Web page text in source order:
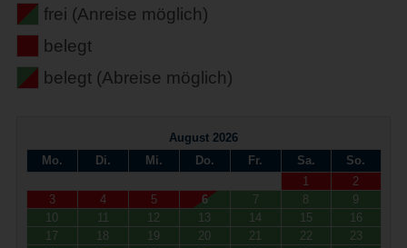
frei (Anreise möglich)
belegt
belegt (Abreise möglich)
August 2026
Mo.
Di. Mi. Do. Fr. Sa.
So.
1
2
3
4 5 6 7 8
9
10
11 12 13 14 15
16
17
18 19 20 21 22
23